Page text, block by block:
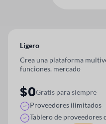
Ligero
Crea una plataforma
funciones. mercado
$0Gratis para siempre
Proveedores ilimitados
Tablero de proveedores